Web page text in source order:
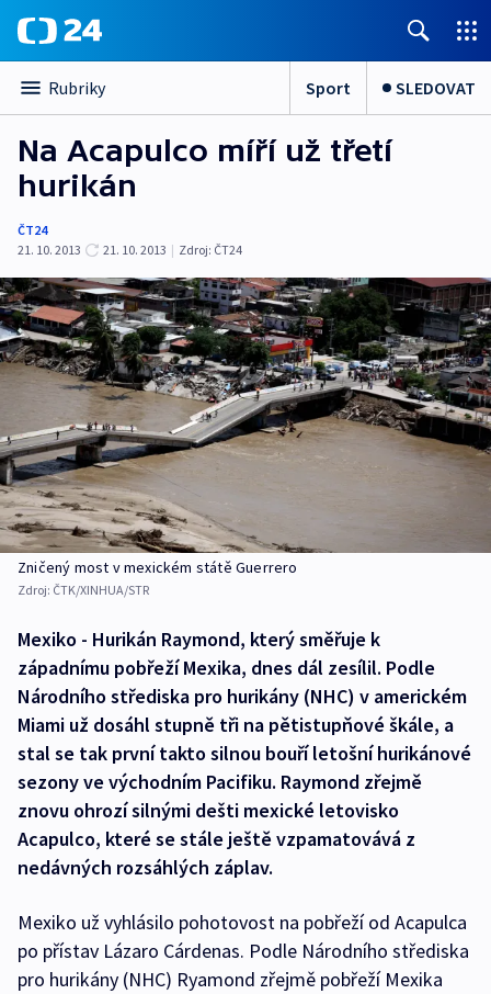
Rubriky Sport SLEDOVAT
Na Acapulco míří už třetí
hurikán
ČT24
21. 10. 2013
21. 10. 2013 | Zdroj: ČT24
Zničený most v mexickém státě Guerrero
Zdroj: ČTK/XINHUA/STR
Mexiko - Hurikán Raymond, který směřuje k
západnímu pobřeží Mexika, dnes dál zesílil. Podle
Národního střediska pro hurikány (NHC) v americkém
Miami už dosáhl stupně tři na pětistupňové škále, a
stal se tak první takto silnou bouří letošní hurikánové
sezony ve východním Pacifiku. Raymond zřejmě
znovu ohrozí silnými dešti mexické letovisko
Acapulco, které se stále ještě vzpamatovává z
nedávných rozsáhlých záplav.
Mexiko už vyhlásilo pohotovost na pobřeží od Acapulca
po přístav Lázaro Cárdenas. Podle Národního střediska
pro hurikány (NHC) Ryamond zřejmě pobřeží Mexika